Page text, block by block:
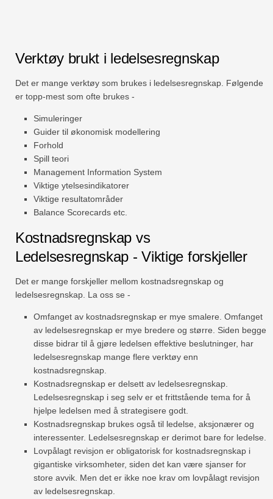
Verktøy brukt i ledelsesregnskap
Det er mange verktøy som brukes i ledelsesregnskap. Følgende
er topp-mest som ofte brukes -
Simuleringer
Guider til økonomisk modellering
Forhold
Spill teori
Management Information System
Viktige ytelsesindikatorer
Viktige resultatområder
Balance Scorecards etc.
Kostnadsregnskap vs
Ledelsesregnskap - Viktige forskjeller
Det er mange forskjeller mellom kostnadsregnskap og
ledelsesregnskap. La oss se -
Omfanget av kostnadsregnskap er mye smalere. Omfanget
av ledelsesregnskap er mye bredere og større. Siden begge
disse bidrar til å gjøre ledelsen effektive beslutninger, har
ledelsesregnskap mange flere verktøy enn
kostnadsregnskap.
Kostnadsregnskap er delsett av ledelsesregnskap.
Ledelsesregnskap i seg selv er et frittstående tema for å
hjelpe ledelsen med å strategisere godt.
Kostnadsregnskap brukes også til ledelse, aksjonærer og
interessenter. Ledelsesregnskap er derimot bare for ledelse.
Lovpålagt revisjon er obligatorisk for kostnadsregnskap i
gigantiske virksomheter, siden det kan være sjanser for
store avvik. Men det er ikke noe krav om lovpålagt revisjon
av ledelsesregnskap.